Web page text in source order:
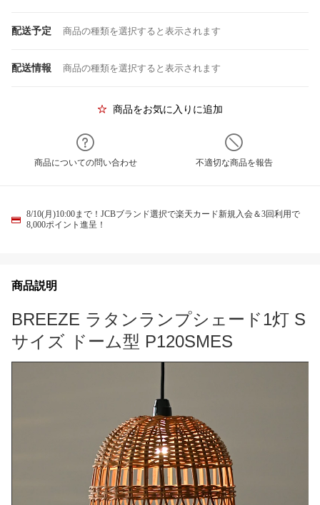
配送予定 商品の種類を選択すると表示されます
配送情報 商品の種類を選択すると表示されます
商品をお気に入りに追加
商品についての問い合わせ 不適切な商品を報告
8/10(月)10:00まで！JCBブランド選択で楽天カード新規入会＆3回利用で
8,000ポイント進呈！
商品説明
BREEZE ラタンランプシェード1灯 S
サイズ ドーム型 P120SMES